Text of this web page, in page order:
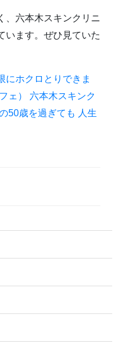
水光注射
注射・点滴
目の下のくま治療
、六本木スキンクリニ
います。ぜひ見ていた
にホクロとりできま
ェ） 六本木スキンク
歳を過ぎても 人生